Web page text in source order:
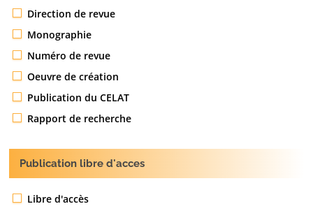
Direction de revue
Monographie
Numéro de revue
Oeuvre de création
Publication du CELAT
Rapport de recherche
Publication libre d'acces
Libre d'accès